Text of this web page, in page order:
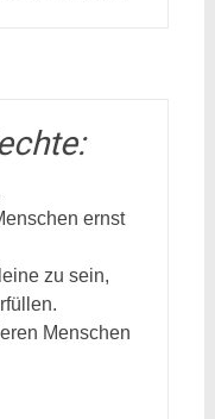
ernst
zu sein,
Menschen